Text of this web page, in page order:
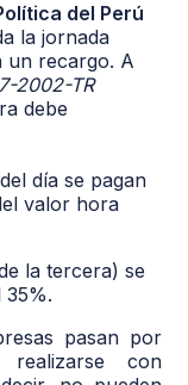
del Perú
la jornada
un recargo. A
2002-TR
debe
día se pagan
valor hora
la tercera) se
pasan por
con